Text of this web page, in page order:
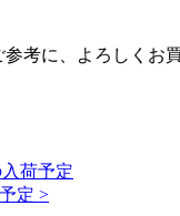
参考に、よろしくお
荷予定
定 >